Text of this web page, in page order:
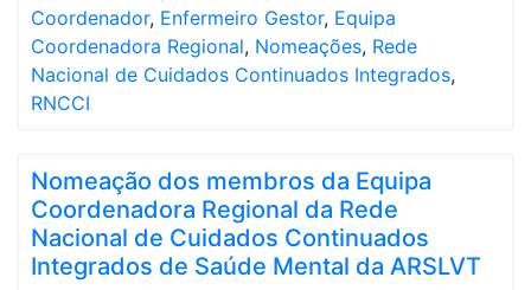
Coordenador, Enfermeiro Gestor, Equipa
Coordenadora Regional, Nomeações, Rede
Nacional de Cuidados Continuados Integrados,
RNCCI
Nomeação dos membros da Equipa
Coordenadora Regional da Rede
Nacional de Cuidados Continuados
Integrados de Saúde Mental da ARSLVT